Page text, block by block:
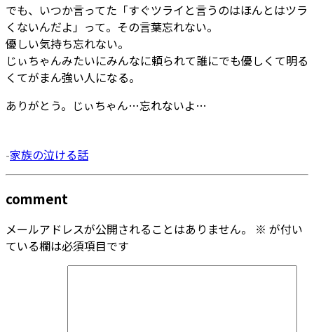
でも、いつか言ってた「すぐツライと言うのはほんとはツラ
くないんだよ」って。その言葉忘れない。
優しい気持ち忘れない。
じぃちゃんみたいにみんなに頼られて誰にでも優しくて明る
くてがまん強い人になる。
ありがとう。じぃちゃん…忘れないよ…
-家族の泣ける話
comment
メールアドレスが公開されることはありません。 ※ が付い
ている欄は必須項目です